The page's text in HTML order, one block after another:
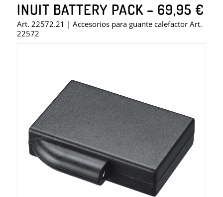
INUIT BATTERY PACK – 69,95 €
Art. 22572.21 | Accesorios para guante calefactor Art.
22572